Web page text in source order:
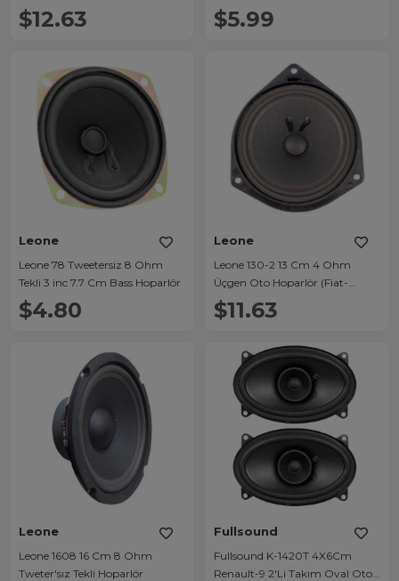
(Magnet: 60x10mm)
$12.63
Peugeot Uyumlu Araç Kapı
Hoparlörü
$5.99
Leone
Leone 78 Tweetersiz 8 Ohm
Tekli 3 inc 7.7 Cm Bass Hoparlör
$4.80
Leone
Leone 130-2 13 Cm 4 Ohm
Üçgen Oto Hoparlör (Fiat-
Hyundai)
$11.63
Leone
Leone 1608 16 Cm 8 Ohm
Tweter'sız Tekli Hoparlör
Fullsound
Fullsound K-1420T 4X6Cm
Renault-9 2'Li Takım Oval Oto